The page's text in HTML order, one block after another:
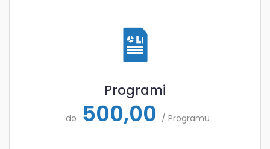
Programi
do 500,00 / Programu